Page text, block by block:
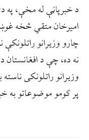
د خبرپاڼې له مخې، په
اميرخان متقي څخه
چارو وزيرانو
نه ده، چې د افغانستان
وزیرانو راتلونکی
پر کومو موضوعاتو به